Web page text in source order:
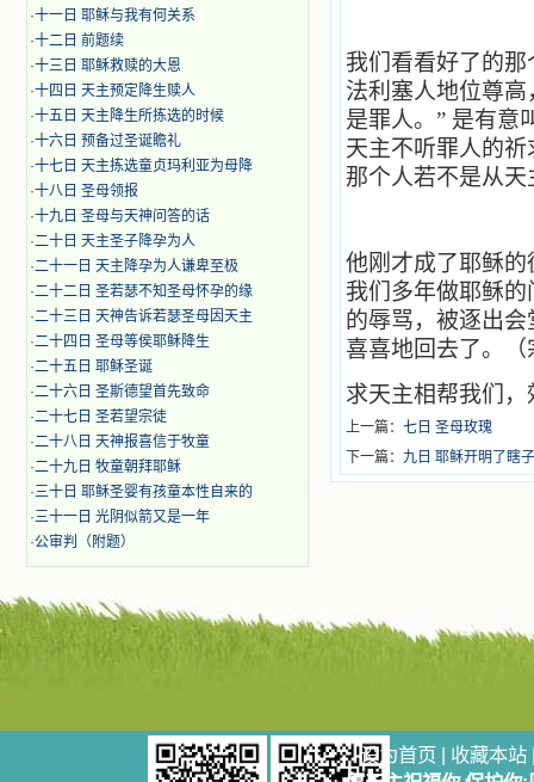
·十一日 耶稣与我有何关系
·十二日 前题续
·十三日 耶稣救赎的大恩
·十四日 天主预定降生赎人
·十五日 天主降生所拣选的时候
·十六日 预备过圣诞瞻礼
·十七日 天主拣选童贞玛利亚为母降
·十八日 圣母领报
·十九日 圣母与天神问答的话
·二十日 天主圣子降孕为人
·二十一日 天主降孕为人谦卑至极
·二十二日 圣若瑟不知圣母怀孕的缘
·二十三日 天神告诉若瑟圣母因天主
·二十四日 圣母等侯耶稣降生
·二十五日 耶稣圣诞
·二十六日 圣斯德望首先致命
·二十七日 圣若望宗徒
·二十八日 天神报喜信于牧童
·二十九日 牧童朝拜耶稣
·三十日 耶稣圣婴有孩童本性自来的
·三十一日 光阴似箭又是一年
·公审判（附题）
我们看看好了的
法利塞人地位尊
是罪人。” 是有意
天主不听罪人的
那个人若不是从
他刚才成了耶稣
我们多年做耶稣
的辱骂，被逐出
喜喜地回去了。（
求天主相帮我们
上一篇： 七日 圣母玫瑰
下一篇： 九日 耶稣开明了瞎
设为首页 | 收藏本站